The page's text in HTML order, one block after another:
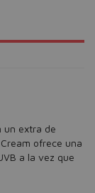
un extra de
ofrece una
a la vez que